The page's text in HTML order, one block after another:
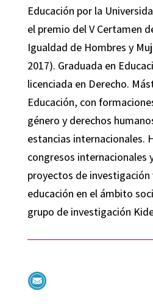
Educación por la
el premio del V Certamen
Igualdad de Hombres y
2017). Graduada en
licenciada en Derecho.
Educación, con
género y derechos
estancias internacionales.
congresos internacionales
proyectos de investigación
educación en el ámbito
grupo de investigación